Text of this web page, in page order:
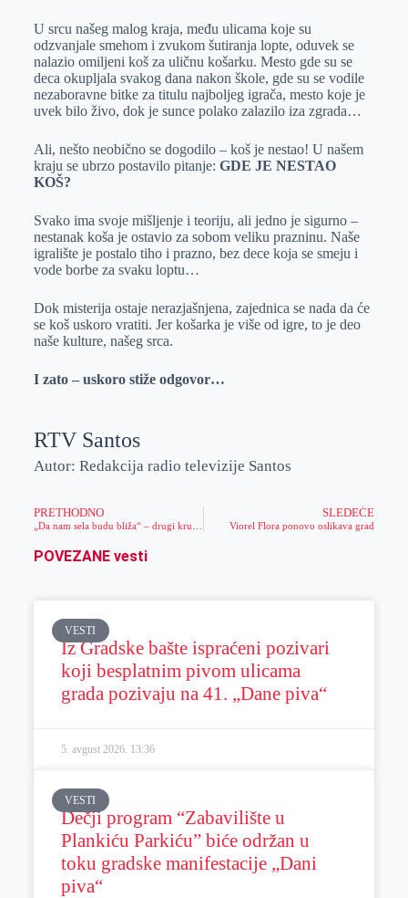
p
p
l
U srcu našeg malog kraja, među ulicama koje su
odzvanjale smehom i zvukom šutiranja lopte, oduvek se
nalazio omiljeni koš za uličnu košarku. Mesto gde su se
deca okupljala svakog dana nakon škole, gde su se vodile
nezaboravne bitke za titulu najboljeg igrača, mesto koje je
uvek bilo živo, dok je sunce polako zalazilo iza zgrada…
Ali, nešto neobično se dogodilo – koš je nestao! U našem
kraju se ubrzo postavilo pitanje: GDE JE NESTAO
KOŠ?
Svako ima svoje mišljenje i teoriju, ali jedno je sigurno –
nestanak koša je ostavio za sobom veliku prazninu. Naše
igralište je postalo tiho i prazno, bez dece koja se smeju i
vode borbe za svaku loptu…
Dok misterija ostaje nerazjašnjena, zajednica se nada da će
se koš uskoro vratiti. Jer košarka je više od igre, to je deo
naše kulture, našeg srca.
I zato – uskoro stiže odgovor…
RTV Santos
Autor: Redakcija radio televizije Santos
PRETHODNO SLEDEĆE
Viorel Flora ponovo oslikava grad
POVEZANE vesti
VESTI
Iz Gradske bašte ispraćeni pozivari
koji besplatnim pivom ulicama
grada pozivaju na 41. „Dane piva“
5. avgust 2026. 13:36
VESTI
Dečji program “Zabavilište u
Plankiću Parkiću” biće održan u
toku gradske manifestacije „Dani
piva“